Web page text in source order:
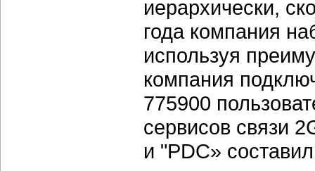
иерархически,
года компания
используя
компания
775900
сервисов связи
и "PDC»